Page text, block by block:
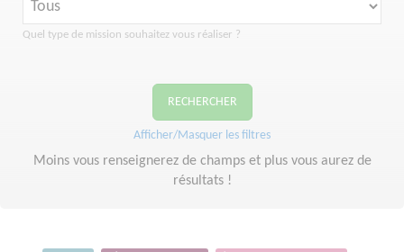
Quel type de mission souhaitez vous réaliser ?
RECHERCHER
Afficher/Masquer les filtres
Moins vous renseignerez de champs et plus vous aurez de
résultats !